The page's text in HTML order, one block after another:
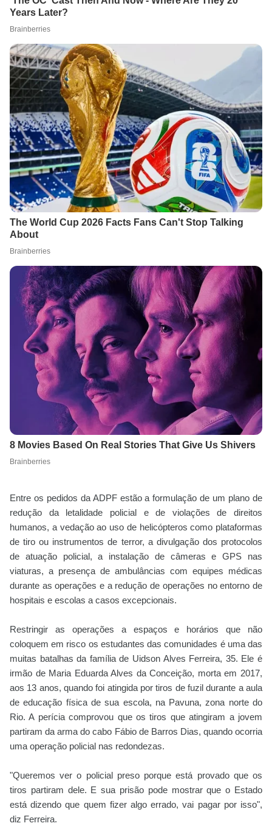
Entre os pedidos da ADPF estão a formulação de um plano de
redução da letalidade policial e de violações de direitos
humanos, a vedação ao uso de helicópteros como plataformas
de tiro ou instrumentos de terror, a divulgação dos protocolos
de atuação policial, a instalação de câmeras e GPS nas
viaturas, a presença de ambulâncias com equipes médicas
durante as operações e a redução de operações no entorno de
hospitais e escolas a casos excepcionais.
Restringir as operações a espaços e horários que não
coloquem em risco os estudantes das comunidades é uma das
muitas batalhas da família de Uidson Alves Ferreira, 35. Ele é
irmão de Maria Eduarda Alves da Conceição, morta em 2017,
aos 13 anos, quando foi atingida por tiros de fuzil durante a aula
de educação física de sua escola, na Pavuna, zona norte do
Rio. A perícia comprovou que os tiros que atingiram a jovem
partiram da arma do cabo Fábio de Barros Dias, quando ocorria
uma operação policial nas redondezas.
"Queremos ver o policial preso porque está provado que os
tiros partiram dele. E sua prisão pode mostrar que o Estado
está dizendo que quem fizer algo errado, vai pagar por isso",
diz Ferreira.